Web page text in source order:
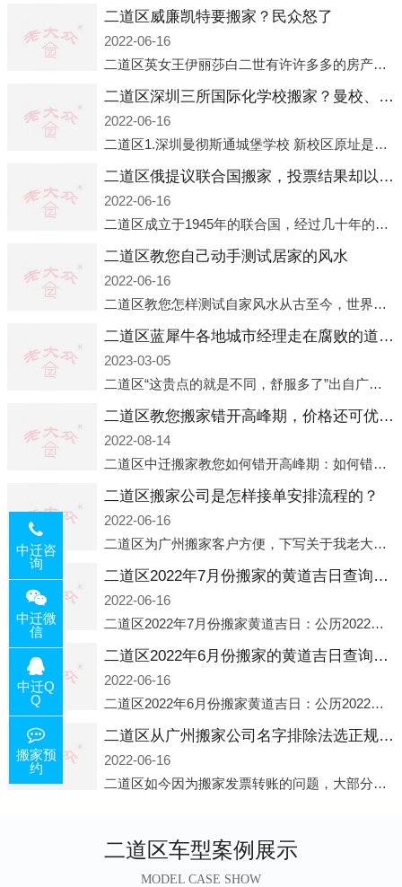
二道区威廉凯特要搬家？民众怒了
2022-06-16
二道区英女王伊丽莎白二世有许许多多的房产，遍布英国各地。而作为英女王的亲孙子、未来的英国国王，威廉王子自然也能享受到女王的房产。目前，威廉凯特以及三个孩子有两个经常居住的地点，一处是位于伦敦的肯辛顿宫，一处
二道区深圳三所国际化学校搬家？曼校、QSI、南山中英文搬走了
2022-06-16
二道区1.深圳曼彻斯通城堡学校 新校区原址是蛇口国际据悉，此次曼彻斯通城堡学校搬迁到蛇口新校区的开办与蛇口外籍人员子女学校（蛇口国际）有很大的关联。2021年，太子湾实验部就宣布在2022年正式并入蛇口外籍
二道区俄提议联合国搬家，投票结果却以惨败收场
2022-06-16
二道区成立于1945年的联合国，经过几十年的发展，如今拥有193个成员国。拥有如此众多会员国的联合国，可以说是世界上最具代表性的国际组织，也是世界上分量最重、有着较高话语权的国际组织。但以美国为首的西方国家
二道区教您自己动手测试居家的风水
2022-06-16
二道区教您怎样测试自家风水从古至今，世界各地的人们都在研究人在乾坤中的位置以及它们所形成的关系。通过探究季节转换、星象变化，并且在所观测到的自然规律的指导下，人们开始认识到居住在不同住宅中的人，其一生中的财
二道区蓝犀牛各地城市经理走在腐败的道路上
2023-03-05
二道区“这贵点的就是不同，舒服多了”出自广州运营邓经理的口中。2023年开年刚出来，三个司机（加盟蓝犀牛的个人队伍）便请广州经理去佛山娱乐场所大消费了一次，据知悉一晚消费达一万多，由三人平摊费用，燃鹅这样的
二道区教您搬家错开高峰期，价格还可优惠！
2022-08-14
二道区中迁搬家教您如何错开高峰期：如何错开高峰期搬家，中迁搬家做了一些电话数据统计和分析，发现市民中午2点左右访问网站的人是最多的，电话咨询是早上9点左右是最多的，预约搬家周六和周日是最多的，网上QQ微
二道区搬家公司是怎样接单安排流程的？
2022-06-16
二道区为广州搬家客户方便，下写关于我老大众搬家公司接单的流程，九条给搬家朋友参考，了解搬家公司工序，免去搬家时的没有准备好的工作，给您及时快速的搬好家。一．电话咨询：专人接待客户电话咨询，初步了解客户搬 家
二道区2022年7月份搬家的黄道吉日查询大全一览表哪天适合搬家好日子
2022-06-16
二道区2022年7月份搬家黄道吉日：公历2022年7月6日 农历六月初八 星期三 冲虎(甲寅)公历2022年7月12日 农历六月十四 星期二 冲猴(庚申)公历2022年7月13日 农历六月十五 星期三 冲鸡
二道区2022年6月份搬家的黄道吉日查询大全一览表哪天适合搬家好日子
2022-06-16
二道区2022年6月份搬家黄道吉日：公历2022年6月1日 农历五月初三 星期三 冲兔(己卯)公历2022年6月4日 农历五月初六 星期六 冲马(壬午)公历2022年6月8日 农历五月初十 星期三 冲狗(丙
二道区从广州搬家公司名字排除法选正规公司
2022-06-16
二道区如今因为搬家发票转账的问题，大部分搬家公司都已经注册了营业执照，早5年前基本上所谓的搬家公司都是无注册状态也就是无照营业，由于企业注册量大增所以各种企业信息展示平台如雨后春笋般遍地开花，如：天眼查，企
二道区车型案例展示
MODEL CASE SHOW
中迁咨
询
中迁微
信
中迁Q
Q
搬家预
约